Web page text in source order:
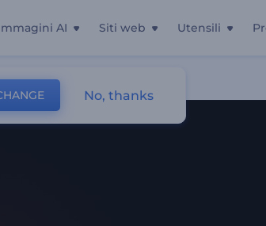
AI Siti web Utensili
No, thanks